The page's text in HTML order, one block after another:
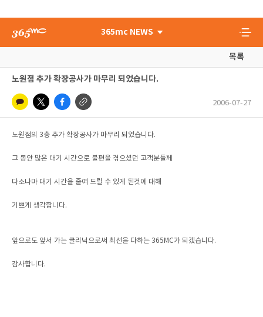
365mc NEWS
목록
노원점 추가 확장공사가 마무리 되었습니다.
2006-07-27
노원점의 3층 추가 확장공사가 마무리 되었습니다.
그 동안 많은 대기 시간으로 불편을 겪으셨던 고객분들께
다소나마 대기 시간을 줄여 드릴 수 있게 된것에 대해
기쁘게 생각합니다.
앞으로도 앞서 가는 클리닉으로써 최선을 다하는 365MC가 되겠습니다.
감사합니다.